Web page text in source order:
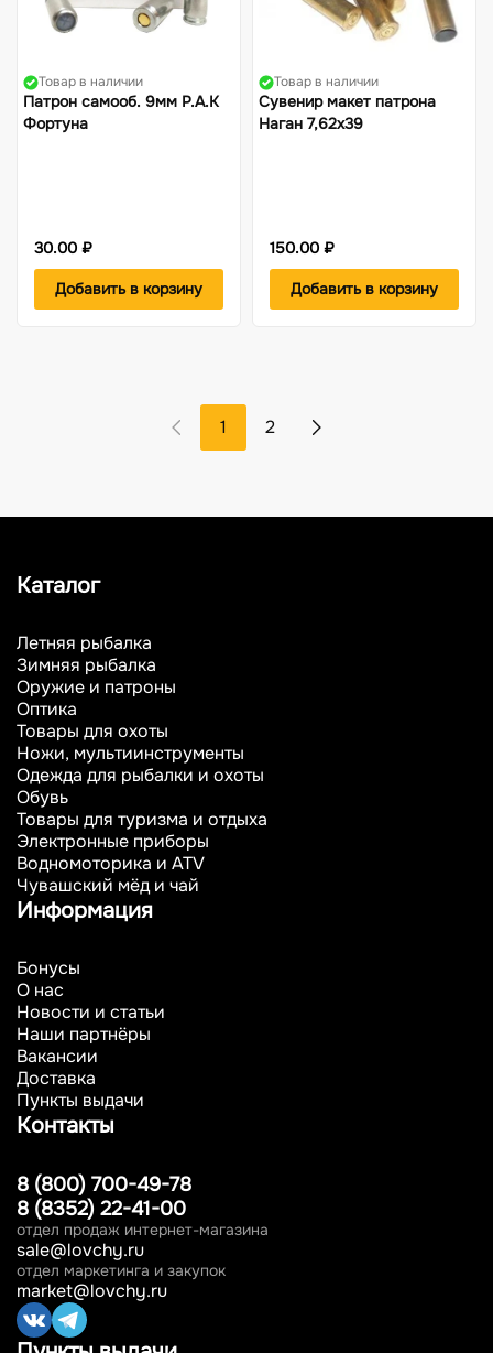
Товар в наличии
Патрон самооб. 9мм Р.А.К
Фортуна
30.00 ₽
Добавить в корзину
Товар в наличии
Сувенир макет патрона
Наган 7,62х39
150.00 ₽
Добавить в корзину
1 2
Каталог
Летняя рыбалка
Зимняя рыбалка
Оружие и патроны
Оптика
Товары для охоты
Ножи, мультиинструменты
Одежда для рыбалки и охоты
Обувь
Товары для туризма и отдыха
Электронные приборы
Водномоторика и ATV
Чувашский мёд и чай
Информация
Бонусы
О нас
Новости и статьи
Наши партнёры
Вакансии
Доставка
Пункты выдачи
Контакты
8 (800) 700-49-78
8 (8352) 22-41-00
отдел продаж интернет-магазина
sale@lovchy.ru
отдел маркетинга и закупок
market@lovchy.ru